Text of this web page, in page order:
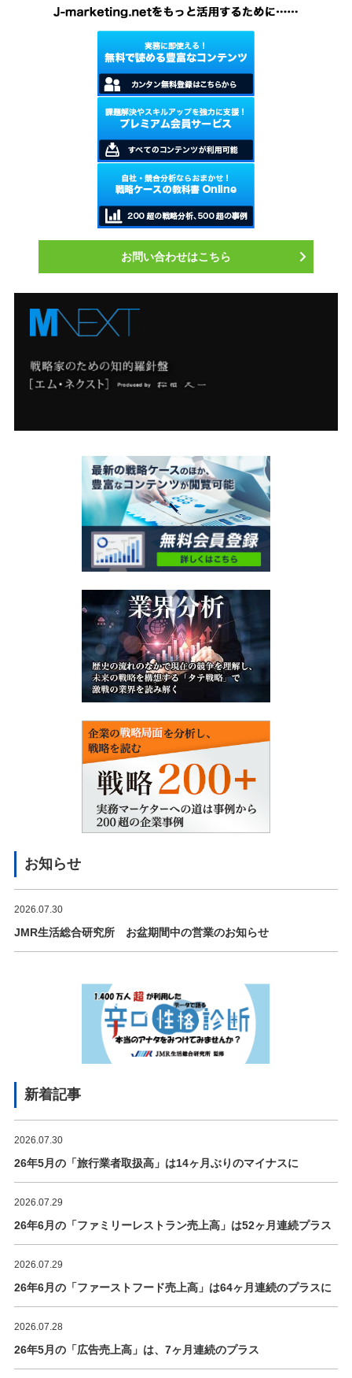
お問い合わせはこちら
お知らせ
2026.07.30
JMR生活総合研究所 お盆期間中の営業のお知らせ
新着記事
2026.07.30
26年5月の「旅行業者取扱高」は14ヶ月ぶりのマイナスに
2026.07.29
26年6月の「ファミリーレストラン売上高」は52ヶ月連続プラス
2026.07.29
26年6月の「ファーストフード売上高」は64ヶ月連続のプラスに
2026.07.28
26年5月の「広告売上高」は、7ヶ月連続のプラス